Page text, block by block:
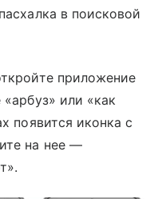
в поисковой
приложение
или «как
появится иконка с
на нее —